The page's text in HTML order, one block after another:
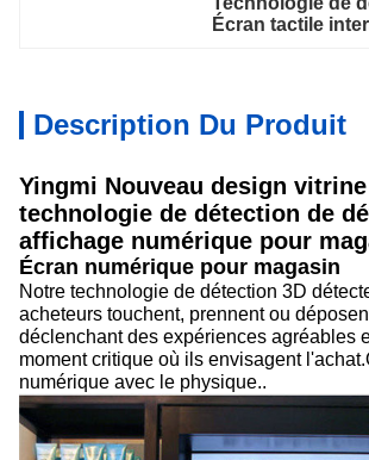
Écran tactile
Description Du Produit
Yingmi Nouveau design
technologie de détection de
affichage numérique pour
Écran numérique pour magasin
Notre technologie de détection 3D
acheteurs touchent, prennent ou
déclenchant des expériences agréables
moment critique où ils envisagent
numérique avec le physique..